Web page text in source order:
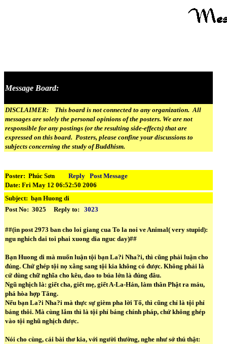
Message Board:
DISCLAIMER: This board is not connected to any organization. All
messages are solely the personal opinions of the posters. We are not
responsible for any postings (or the resulting side-effects) that are
expressed on this board. Posters, please confine your discussions to
subjects concerning the study of Buddhism.
Poster: Phúc Sơn Reply Post Message
Date: Fri May 12 06:52:50 2006
Subject: bạn Huong di
Post No: 3025 Reply to: 3023
##(in post 2973 ban cho loi giang cua To la noi ve Animal( very stupid):
ngu nghich dai toi phai xuong dia nguc day)##
Bạn Huong di mà muốn luận tội bạn La?i Nha?i, thì cũng phải luận cho
đúng. Chứ ghép tội nọ xằng sang tội kia không có được. Không phải là
cứ dùng chữ nghĩa cho kêu, dao to búa lớn là đúng đâu.
Ngũ nghịch là: giết cha, giết mẹ, giết A-La-Hán, làm thân Phật ra máu,
phá hòa hợp Tăng.
Nếu bạn La?i Nha?i mà thực sự gièm pha lời Tổ, thì cũng chỉ là tội phỉ
báng thôi. Mà cùng lắm thì là tội phỉ báng chính pháp, chứ không ghép
vào tội nghũ nghịch được.
Nói cho cùng, cái bài thơ kia, với người thường, nghe như sở thú thật: